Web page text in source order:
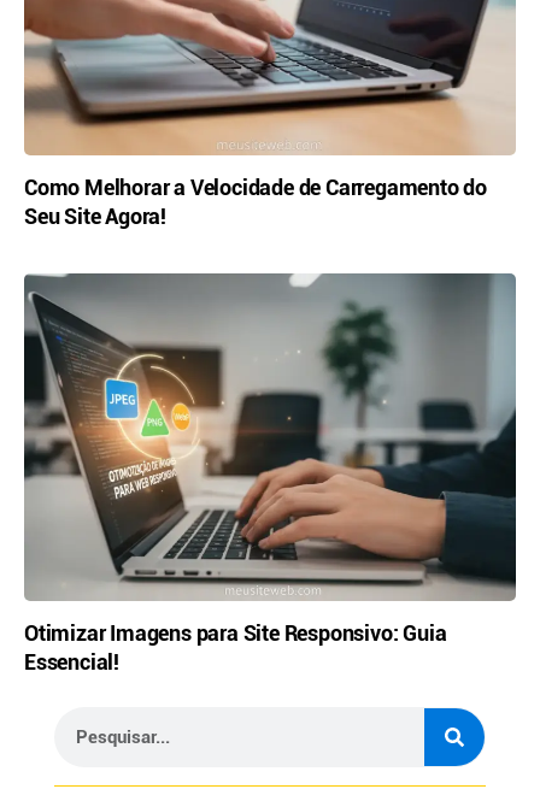
Como Melhorar a Velocidade de Carregamento do
Seu Site Agora!
Otimizar Imagens para Site Responsivo: Guia
Essencial!